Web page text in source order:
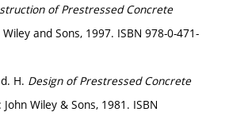
of Prestressed Concrete
Wiley and Sons, 1997. ISBN 978-0-471-
H. Design of Prestressed Concrete
Wiley & Sons, 1981. ISBN